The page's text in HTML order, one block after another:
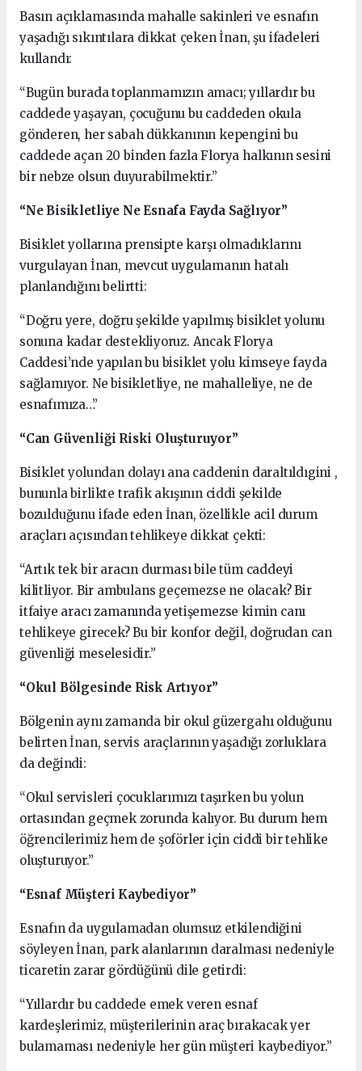
Basın açıklamasında mahalle sakinleri ve esnafın
yaşadığı sıkıntılara dikkat çeken İnan, şu ifadeleri
kullandı:
“Bugün burada toplanmamızın amacı; yıllardır bu
caddede yaşayan, çocuğunu bu caddeden okula
gönderen, her sabah dükkanının kepengini bu
caddede açan 20 binden fazla Florya halkının sesini
bir nebze olsun duyurabilmektir.”
“Ne Bisikletliye Ne Esnafa Fayda Sağlıyor”
Bisiklet yollarına prensipte karşı olmadıklarını
vurgulayan İnan, mevcut uygulamanın hatalı
planlandığını belirtti:
“Doğru yere, doğru şekilde yapılmış bisiklet yolunu
sonuna kadar destekliyoruz. Ancak Florya
Caddesi’nde yapılan bu bisiklet yolu kimseye fayda
sağlamıyor. Ne bisikletliye, ne mahalleliye, ne de
esnafımıza…”
“Can Güvenliği Riski Oluşturuyor”
Bisiklet yolundan dolayı ana caddenin daraltıldıgini ,
bununla birlikte trafik akışının ciddi şekilde
bozulduğunu ifade eden İnan, özellikle acil durum
araçları açısından tehlikeye dikkat çekti:
“Artık tek bir aracın durması bile tüm caddeyi
kilitliyor. Bir ambulans geçemezse ne olacak? Bir
itfaiye aracı zamanında yetişemezse kimin canı
tehlikeye girecek? Bu bir konfor değil, doğrudan can
güvenliği meselesidir.”
“Okul Bölgesinde Risk Artıyor”
Bölgenin aynı zamanda bir okul güzergahı olduğunu
belirten İnan, servis araçlarının yaşadığı zorluklara
da değindi:
“Okul servisleri çocuklarımızı taşırken bu yolun
ortasından geçmek zorunda kalıyor. Bu durum hem
öğrencilerimiz hem de şoförler için ciddi bir tehlike
oluşturuyor.”
“Esnaf Müşteri Kaybediyor”
Esnafın da uygulamadan olumsuz etkilendiğini
söyleyen İnan, park alanlarının daralması nedeniyle
ticaretin zarar gördüğünü dile getirdi:
“Yıllardır bu caddede emek veren esnaf
kardeşlerimiz, müşterilerinin araç bırakacak yer
bulamaması nedeniyle her gün müşteri kaybediyor.”